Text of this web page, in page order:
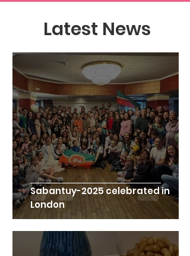
Latest News
Sabantuy-2025 celebrated in
London